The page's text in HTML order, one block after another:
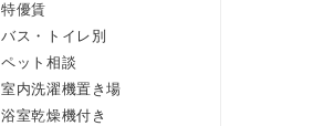
特優賃
バス・トイレ別
ペット相談
室内洗濯機置き場
浴室乾燥機付き